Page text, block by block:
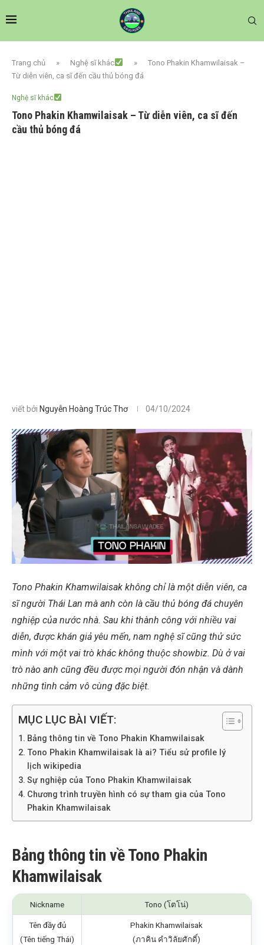
Trang chủ » Nghệ sĩ khác »
Tono Phakin Khamwilaisak –
Từ diễn viên, ca sĩ đến cầu thủ bóng đá
Nghệ sĩ khác
Tono Phakin Khamwilaisak – Từ diễn viên, ca sĩ đến
cầu thủ bóng đá
viết bởi Nguyễn Hoàng Trúc Thơ 04/10/2024
Tono Phakin Khamwilaisak không chỉ là một diễn viên, ca
sĩ người Thái Lan mà anh còn là cầu thủ bóng đá chuyên
nghiệp của nước nhà. Sau khi thành công với nhiều vai
diễn, được khán giả yêu mến, nam nghệ sĩ cũng thử sức
mình với một vai trò khác không thuộc showbiz. Dù ở vai
trò nào anh cũng đều được mọi người đón nhận và dành
những tình cảm vô cùng đặc biệt.
MỤC LỤC BÀI VIẾT:
Bảng thông tin về Tono Phakin Khamwilaisak
Tono Phakin Khamwilaisak là ai? Tiểu sử profile lý
lịch wikipedia
Sự nghiệp của Tono Phakin Khamwilaisak
Chương trình truyền hình có sự tham gia của Tono
Phakin Khamwilaisak
Bảng thông tin về Tono Phakin
Khamwilaisak
Nickname Tono (โตโน่)
Tên đầy đủ
(Tên tiếng Thái)
Phakin Khamwilaisak
(ภาคิน คำวิลัยศักดิ์)